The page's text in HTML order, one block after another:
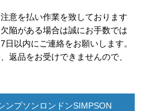
意を払い作業を致しております
陥がある場合は誠にお手数では
以内にご連絡をお願いします。
返品をお受けできませんので、
ンプソンロンドンSIMPSON